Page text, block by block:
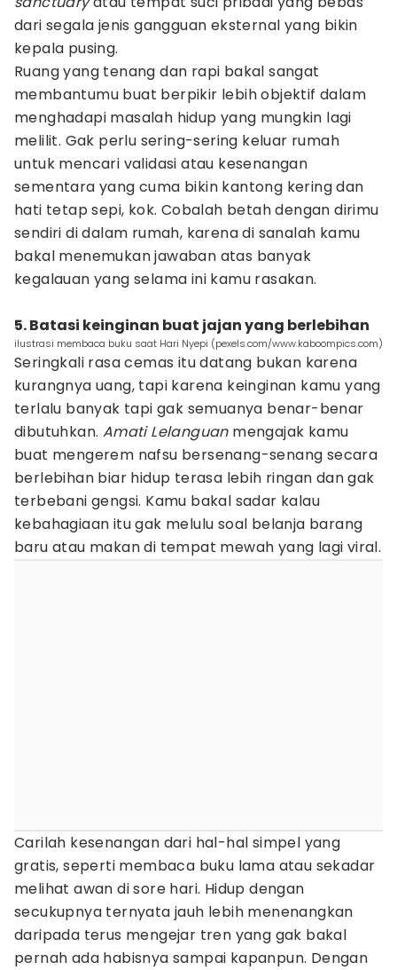
dari segala jenis gangguan eksternal yang bikin
kepala pusing.
Ruang yang tenang dan rapi bakal sangat
membantumu buat berpikir lebih objektif dalam
menghadapi masalah hidup yang mungkin lagi
melilit. Gak perlu sering-sering keluar rumah
untuk mencari validasi atau kesenangan
sementara yang cuma bikin kantong kering dan
hati tetap sepi, kok. Cobalah betah dengan dirimu
sendiri di dalam rumah, karena di sanalah kamu
bakal menemukan jawaban atas banyak
kegalauan yang selama ini kamu rasakan.
5. Batasi keinginan buat jajan yang berlebihan
ilustrasi membaca buku saat Hari Nyepi (pexels.com/www.kaboompics.com)
Seringkali rasa cemas itu datang bukan karena
kurangnya uang, tapi karena keinginan kamu yang
terlalu banyak tapi gak semuanya benar-benar
dibutuhkan. Amati Lelanguanmengajak kamu
buat mengerem nafsu bersenang-senang secara
berlebihan biar hidup terasa lebih ringan dan gak
terbebani gengsi. Kamu bakal sadar kalau
kebahagiaan itu gak melulu soal belanja barang
baru atau makan di tempat mewah yang lagi viral.
Carilah kesenangan dari hal-hal simpel yang
gratis, seperti membaca buku lama atau sekadar
melihat awan di sore hari. Hidup dengan
secukupnya ternyata jauh lebih menenangkan
daripada terus mengejar tren yang gak bakal
pernah ada habisnya sampai kapanpun. Dengan